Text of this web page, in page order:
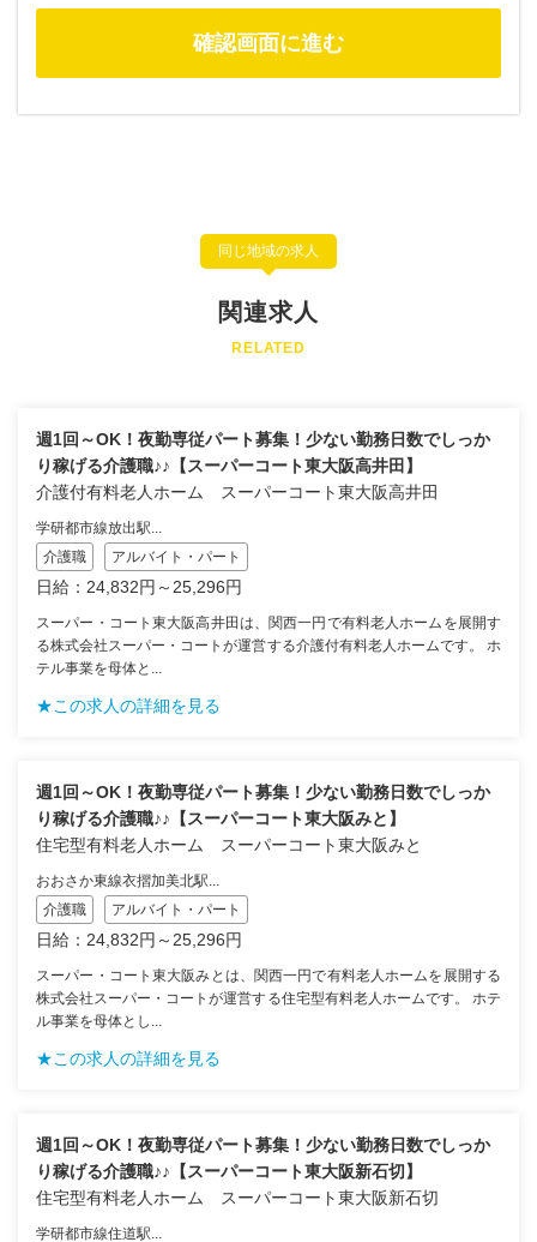
同じ地域の求人
関連求人
RELATED
週1回～OK！夜勤専従パート募集！少ない勤務日数でしっか
り稼げる介護職♪♪【スーパーコート東大阪高井田】
介護付有料老人ホーム スーパーコート東大阪高井田
学研都市線放出駅...
介護職
アルバイト・パート
日給：24,832円～25,296円
スーパー・コート東大阪高井田は、関西一円で有料老人ホームを展開す
る株式会社スーパー・コートが運営する介護付有料老人ホームです。 ホ
テル事業を母体と...
★この求人の詳細を見る
週1回～OK！夜勤専従パート募集！少ない勤務日数でしっか
り稼げる介護職♪♪【スーパーコート東大阪みと】
住宅型有料老人ホーム スーパーコート東大阪みと
おおさか東線衣摺加美北駅...
介護職
アルバイト・パート
日給：24,832円～25,296円
スーパー・コート東大阪みとは、関西一円で有料老人ホームを展開する
株式会社スーパー・コートが運営する住宅型有料老人ホームです。 ホテ
ル事業を母体とし...
★この求人の詳細を見る
週1回～OK！夜勤専従パート募集！少ない勤務日数でしっか
り稼げる介護職♪♪【スーパーコート東大阪新石切】
住宅型有料老人ホーム スーパーコート東大阪新石切
学研都市線住道駅...